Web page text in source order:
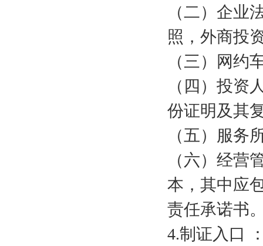
（二）企业
照，外商投
（三）网约
（四）投资
份证明及其
（五）服务
（六）经营
本，其中应
责任承诺书
4.制证入口